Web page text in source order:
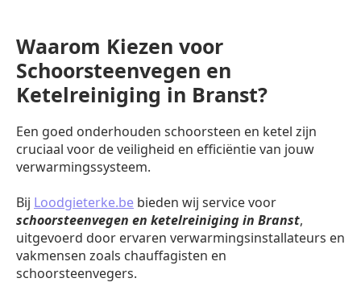
Waarom Kiezen voor
Schoorsteenvegen en
Ketelreiniging in Branst?
Een goed onderhouden schoorsteen en ketel zijn
cruciaal voor de veiligheid en efficiëntie van jouw
verwarmingssysteem.
Bij Loodgieterke.be bieden wij service voor
schoorsteenvegen en ketelreiniging in Branst,
uitgevoerd door ervaren verwarmingsinstallateurs en
vakmensen zoals chauffagisten en
schoorsteenvegers.